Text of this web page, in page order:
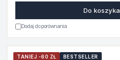
Do koszyka
Dodaj do porównania
TANIEJ -60 ZŁ BESTSELLER